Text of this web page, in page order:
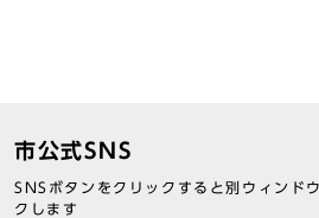
市公式SNS
SNSボタンをクリックすると別ウィンド
クします